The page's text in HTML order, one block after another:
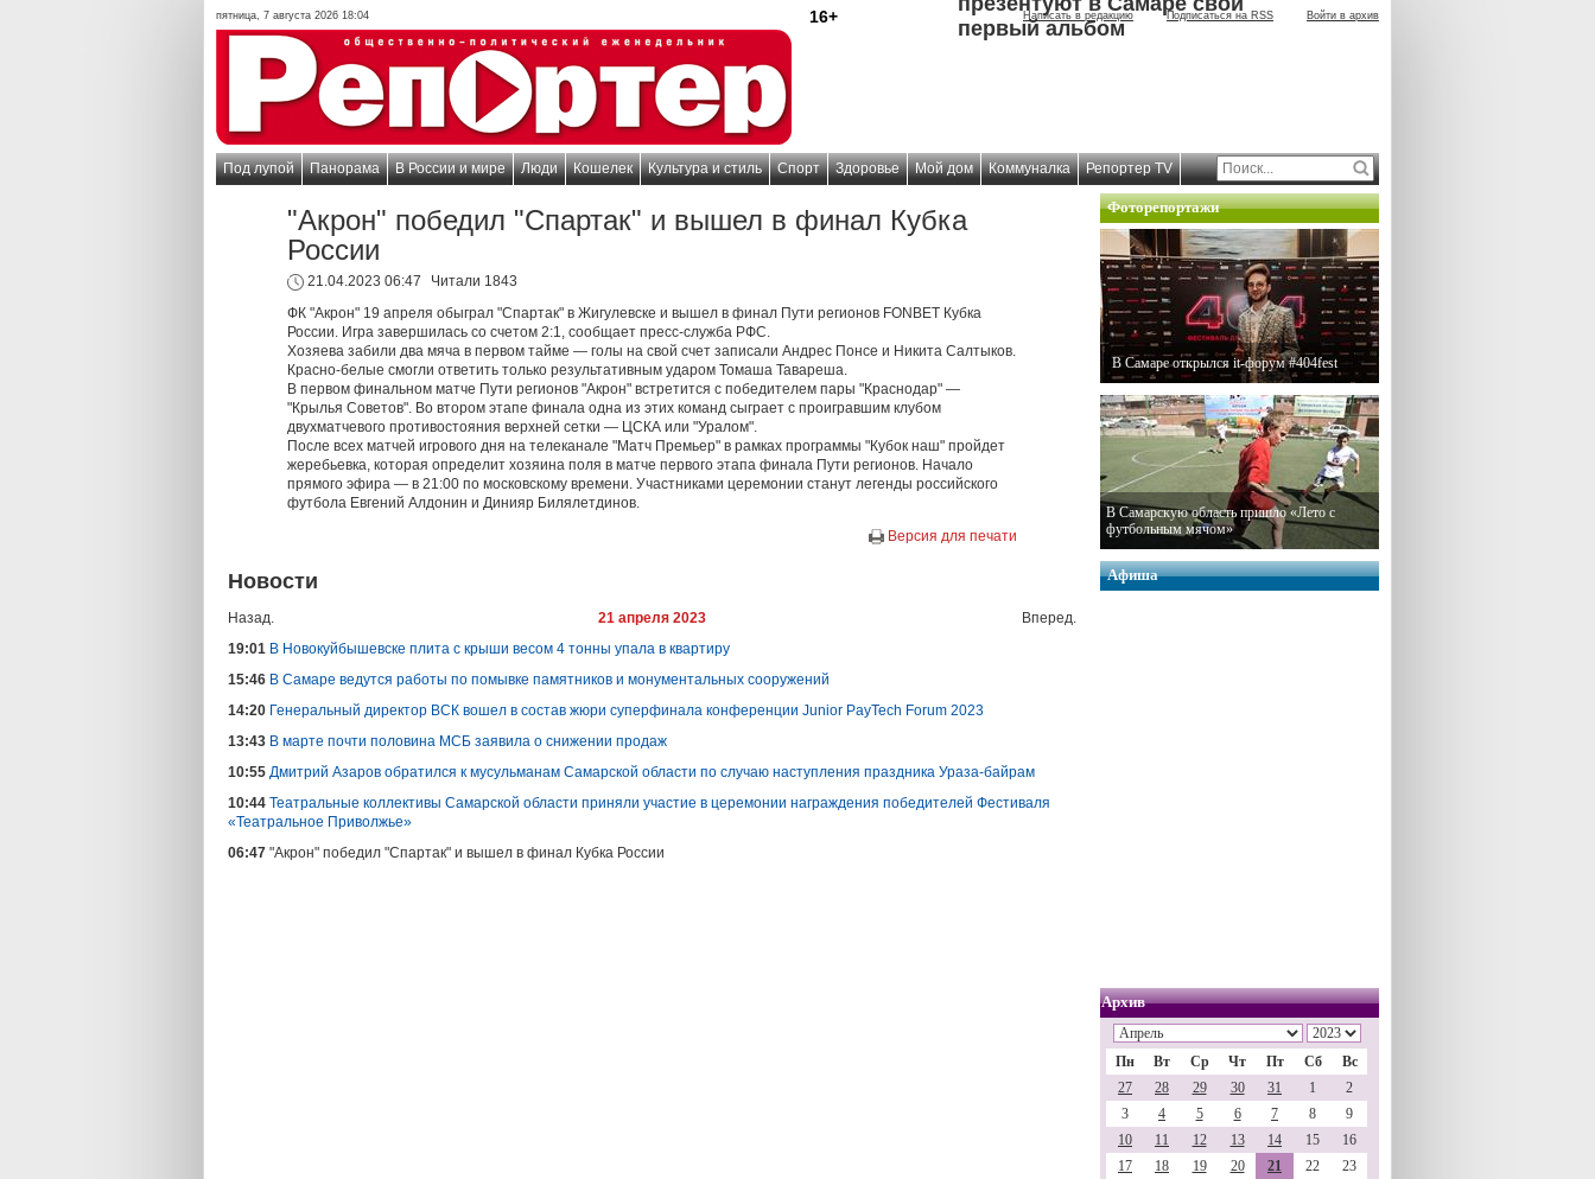
пятница, 7 августа 2026 18:04 16+ Написать в редакцию Подписаться на RSS Войти в архив
первый альбом
Под лупой Панорама В России и мире Люди Кошелек Культура и стиль Спорт Здоровье Мой дом Коммуналка Репортер TV
"Акрон" победил "Спартак" и вышел в финал Кубка
России
21.04.2023 06:47
Читали 1843
ФК "Акрон" 19 апреля обыграл "Спартак" в Жигулевске и вышел в финал Пути регионов FONBET Кубка
России. Игра завершилась со счетом 2:1, сообщает пресс-служба РФС.
Хозяева забили два мяча в первом тайме — голы на свой счет записали Андрес Понсе и Никита Салтыков.
Красно-белые смогли ответить только результативным ударом Томаша Тавареша.
В первом финальном матче Пути регионов "Акрон" встретится с победителем пары "Краснодар" —
"Крылья Советов". Во втором этапе финала одна из этих команд сыграет с проигравшим клубом
двухматчевого противостояния верхней сетки — ЦСКА или "Уралом".
После всех матчей игрового дня на телеканале "Матч Премьер" в рамках программы "Кубок наш" пройдет
жеребьевка, которая определит хозяина поля в матче первого этапа финала Пути регионов. Начало
прямого эфира — в 21:00 по московскому времени. Участниками церемонии станут легенды российского
футбола Евгений Алдонин и Динияр Билялетдинов.
Версия для печати
Новости
Назад. 21 апреля 2023
Вперед.
19:01 В Новокуйбышевске плита с крыши весом 4 тонны упала в квартиру
15:46 В Самаре ведутся работы по помывке памятников и монументальных сооружений
14:20 Генеральный директор ВСК вошел в состав жюри суперфинала конференции Junior PayTech Forum 2023
13:43 В марте почти половина МСБ заявила о снижении продаж
10:55 Дмитрий Азаров обратился к мусульманам Самарской области по случаю наступления праздника Ураза-байрам
10:44 Театральные коллективы Самарской области приняли участие в церемонии награждения победителей Фестиваля
«Театральное Приволжье»
06:47 "Акрон" победил "Спартак" и вышел в финал Кубка России
Фоторепортажи
В Самаре открылся it-форум #404fest
В Самарскую область пришло «Лето с
футбольным мячом»
Афиша
Архив
Пн Вт Ср Чт Пт Сб
Вс
27
28 29 30 31 1
2
3
4 5 6 7 8
9
10
11 12 13 14 15
16
17
18 19 20 21 22
23